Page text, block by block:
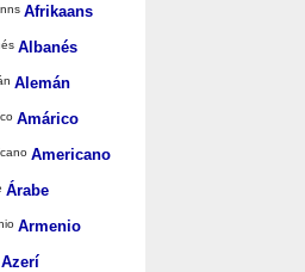
Afrikaans
Albanés
Alemán
Amárico
Americano
Árabe
Armenio
Azerí